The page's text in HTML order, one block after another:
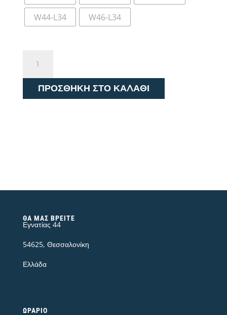
W44-L34
W46-L34
Slim
Fit
MVP
Extreme
ΠΡΟΣΘΉΚΗ ΣΤΟ ΚΑΛΆΘΙ
ΘΑ ΜΑΣ ΒΡΕΊΤΕ
Εγνατίας 44
54625, Θεσσαλονίκη
Ελλάδα
ΩΡΆΡΙΟ